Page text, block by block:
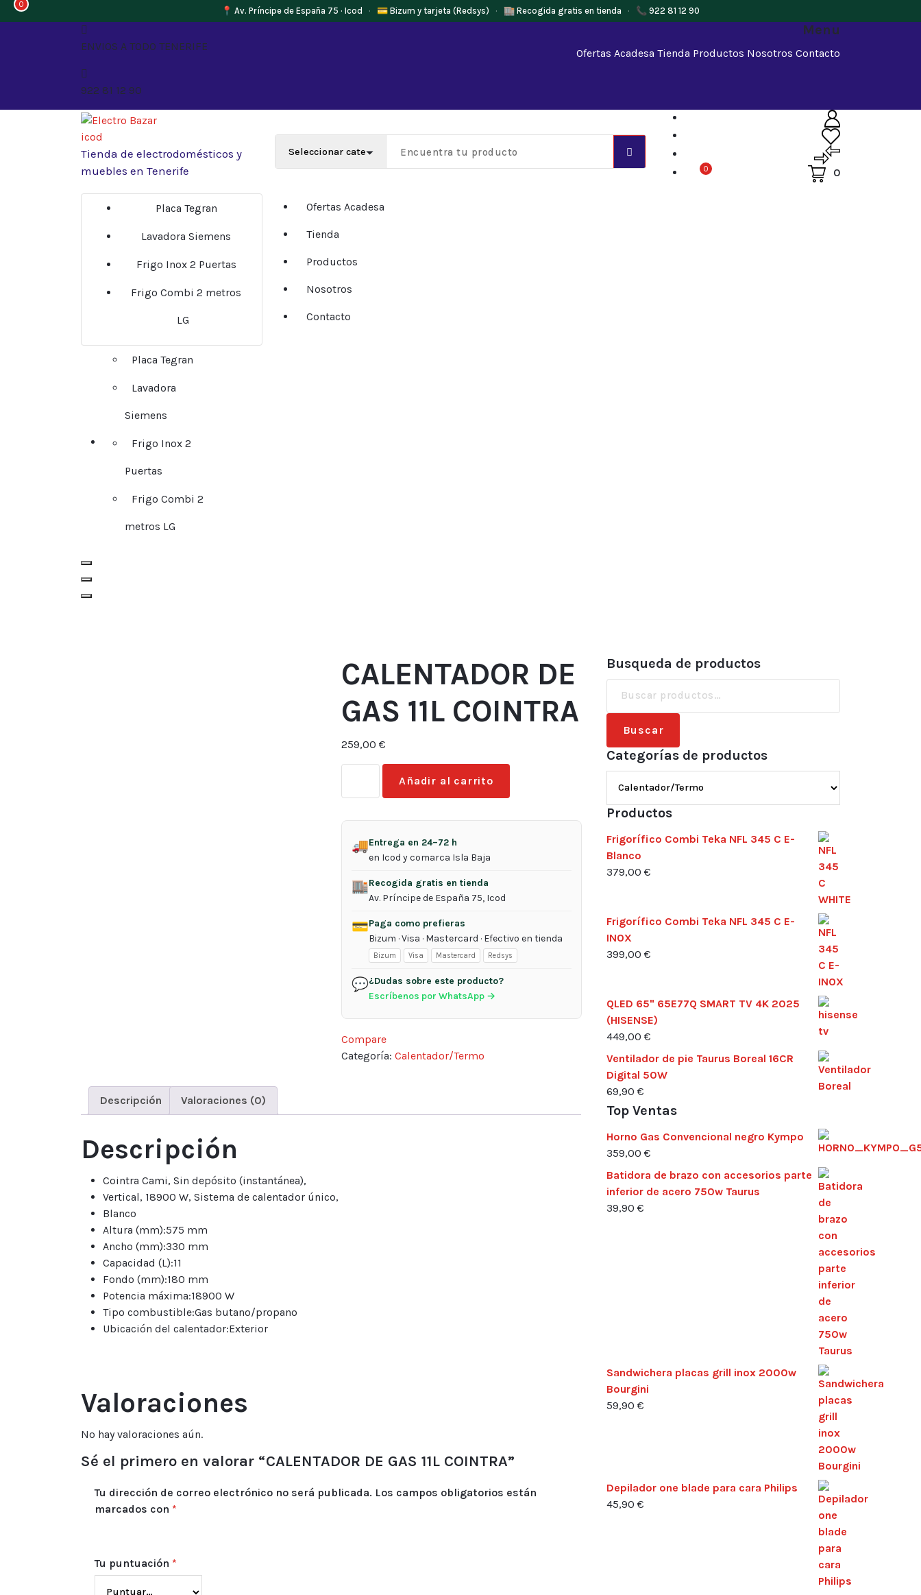
📍 Av. Príncipe de España 75 · Icod · 💳 Bizum y tarjeta (Redsys) · 🏬 Recogida gratis en tienda · 📞 922 81 12 90
ENVIOS A TODO TENERIFE
922 81 12 90
Menu
Ofertas Acadesa Tienda Productos Nosotros Contacto
Tienda de electrodomésticos y
muebles en Tenerife
0
0 0
Placa Tegran
Lavadora Siemens
Frigo Inox 2 Puertas
Frigo Combi 2 metros
LG
Ofertas Acadesa
Tienda
Productos
Nosotros
Contacto
Placa Tegran
Lavadora
Siemens
Frigo Inox 2
Puertas
Frigo Combi 2
metros LG
CALENTADOR DE
GAS 11L COINTRA
259,00 €
11L
COINTRA
cantidad
Añadir al carrito
🚚Entrega en 24–72 h
en Icod y comarca Isla Baja
🏬Recogida gratis en tienda
Av. Príncipe de España 75, Icod
💳Paga como prefieras
Bizum · Visa · Mastercard · Efectivo en tienda
Bizum Visa Mastercard Redsys
💬¿Dudas sobre este producto?
Escríbenos por WhatsApp →
Compare
Categoría: Calentador/Termo
Descripción Valoraciones (0)
Descripción
Cointra Cami, Sin depósito (instantánea),
Vertical, 18900 W, Sistema de calentador único,
Blanco
Altura (mm):575 mm
Ancho (mm):330 mm
Capacidad (L):11
Fondo (mm):180 mm
Potencia máxima:18900 W
Tipo combustible:Gas butano/propano
Ubicación del calentador:Exterior
Valoraciones
No hay valoraciones aún.
Sé el primero en valorar “CALENTADOR DE GAS 11L COINTRA”
Tu dirección de correo electrónico no será publicada. Los campos obligatorios están
marcados con *
Tu puntuación *
Busqueda de productos
por:
Buscar
Categorías de productos
Productos
Frigorífico Combi Teka NFL 345 C E-
Blanco
379,00 €
Frigorífico Combi Teka NFL 345 C E-
INOX
399,00 €
QLED 65" 65E77Q SMART TV 4K 2025
(HISENSE)
449,00 €
Ventilador de pie Taurus Boreal 16CR
Digital 50W
69,90 €
Top Ventas
Horno Gas Convencional negro Kympo
359,00 €
Batidora de brazo con accesorios parte
inferior de acero 750w Taurus
39,90 €
Sandwichera placas grill inox 2000w
Bourgini
59,90 €
Depilador one blade para cara Philips
45,90 €